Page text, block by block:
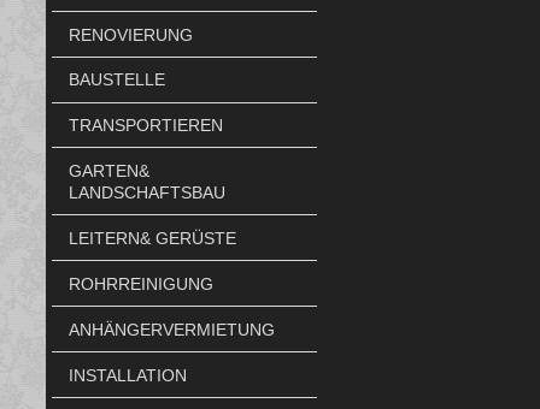
RENOVIERUNG
BAUSTELLE
TRANSPORTIEREN
GARTEN&
LANDSCHAFTSBAU
LEITERN& GERÜSTE
ROHRREINIGUNG
ANHÄNGERVERMIETUNG
INSTALLATION